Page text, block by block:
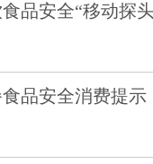
品安全“移动探
品安全消费提示